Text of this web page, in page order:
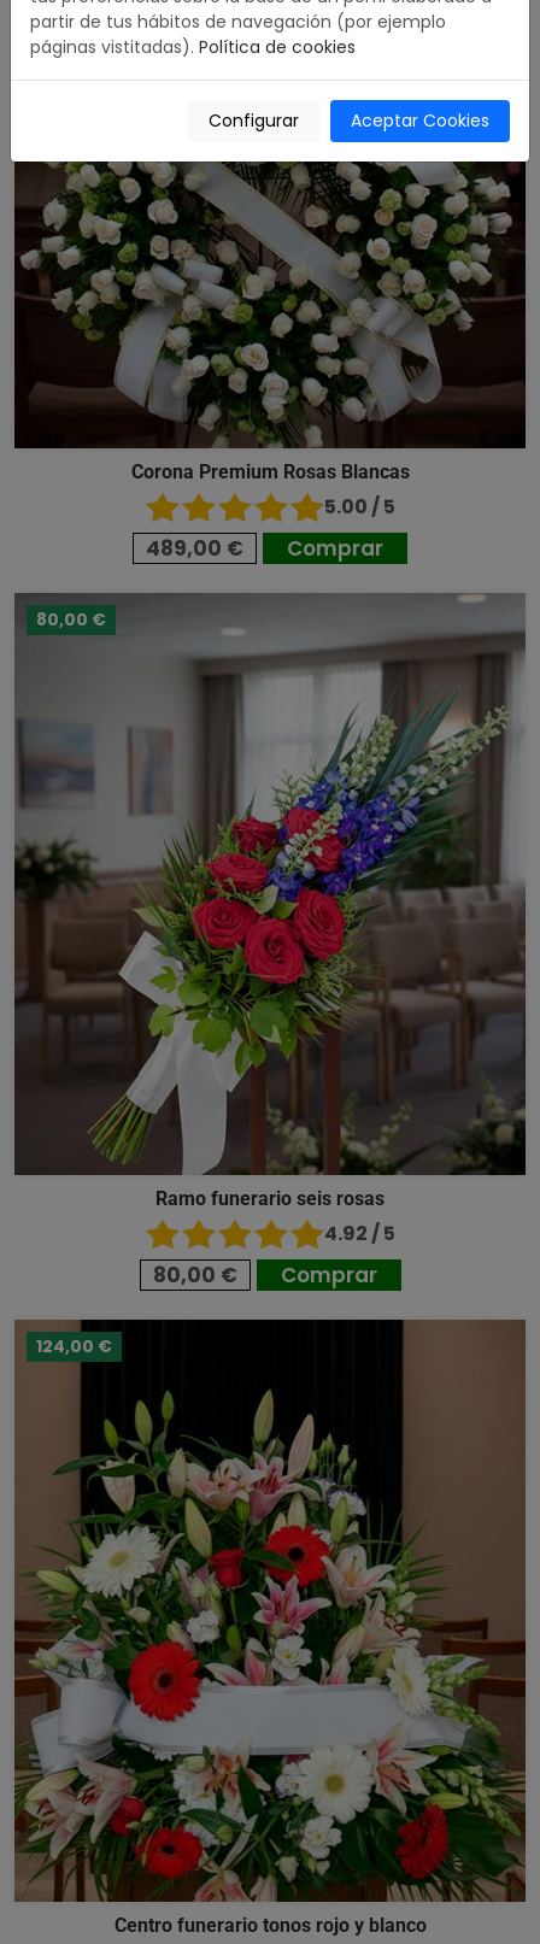
Corona Premium Rosas Blancas
5.00 / 5
489,00 € Comprar
80,00 €
Ramo funerario seis rosas
4.92 / 5
80,00 € Comprar
124,00 €
Centro funerario tonos rojo y blanco
partir de tus hábitos de navegación (por ejemplo
páginas vistitadas). Política de cookies
Configurar Aceptar Cookies